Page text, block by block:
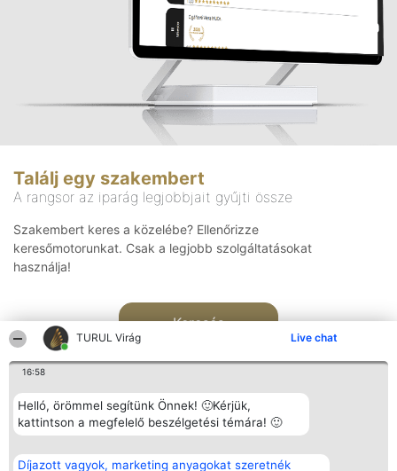
TURUL Virág Live chat
16:58
Helló, örömmel segítünk Önnek! 🙂Kérjük,
kattintson a megfelelő beszélgetési témára! 🙂
Díjazott vagyok, marketing anyagokat szeretnék
Találj egy szakembert
A rangsor az iparág legjobbjait gyűjti össze
Szakembert keres a közelébe? Ellenőrizze
keresőmotorunkat. Csak a legjobb szolgáltatásokat
használja!
Keresés
Rangsorszervező
SC Beautiful Company S.R.L.
Népszavazás
Nyertesek
Elérhetőség
Elérhetőség